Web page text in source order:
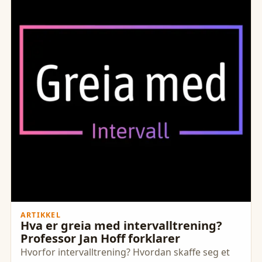
ARTIKKEL
Hva er greia med intervalltrening?
Professor Jan Hoff forklarer
Hvorfor intervalltrening? Hvordan skaffe seg et